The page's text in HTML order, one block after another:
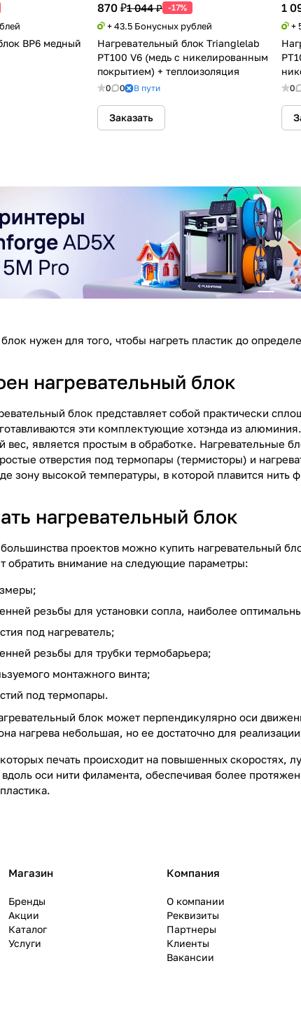
BP6 медный
870 ₽1 044 ₽ -17%
+ 43.5 Бонусных рублей
Нагревательный блок Trianglelab
PT100 V6 (медь с никелированным
покрытием) + теплоизоляция
0 0 В пути
Заказать
1
+
0
нужен для того, чтобы нагреть пластик до
нагревательный блок
блок представляет собой практически
эти комплектующие хотэнда из
вес, является простым в обработке. Нагревательные
отверстия под термопары (термисторы) и
зону высокой температуры, в которой плавится нить
нагревательный блок
проектов можно купить нагревательный
обратить внимание на следующие параметры:
резьбы для установки сопла, наиболее
под нагреватель;
резьбы для трубки термобарьера;
монтажного винта;
под термопары.
блок может перпендикулярно оси
нагрева небольшая, но ее достаточно для
печать происходит на повышенных скоростях,
вдоль оси нити филамента, обеспечивая более
Магазин
Бренды
Акции
Каталог
Услуги
Компания
О компании
Реквизиты
Партнеры
Клиенты
Вакансии